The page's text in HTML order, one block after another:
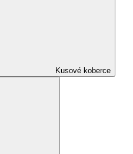
Kusové koberce